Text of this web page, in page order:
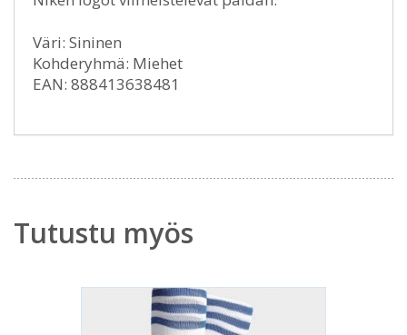
Väri: Sininen
Kohderyhmä: Miehet
EAN: 888413638481
Tutustu myös